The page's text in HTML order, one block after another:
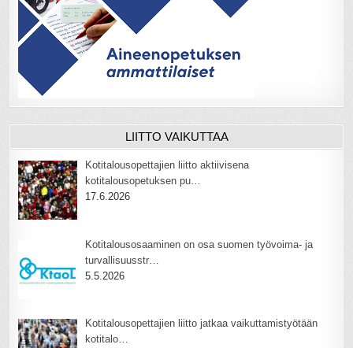
LIITTO VAIKUTTAA
Kotitalousopettajien liitto aktiivisena
kotitalousopetuksen pu…
17.6.2026
Kotitalousosaaminen on osa suomen työvoima- ja
turvallisuusstr…
5.5.2026
Kotitalousopettajien liitto jatkaa vaikuttamistyötään
kotitalo…